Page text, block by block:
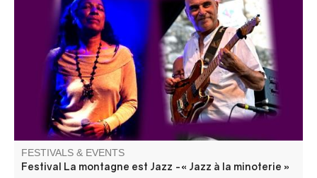
Un concert de jazz en extérieur proposé par l’association
Odalie dans le cadre du festival « La montagne est jazz ».
Repli sur la salle culturelle multifonctions CCAPV (Saint-
André-les-Alpes) en cas de mauvais temps.
FESTIVALS & EVENTS
Festival La montagne est Jazz -« Jazz à la minoterie »